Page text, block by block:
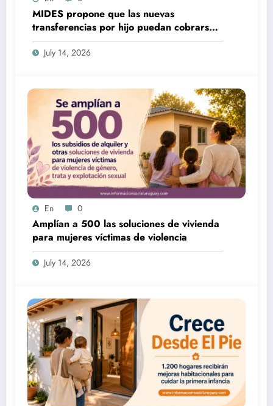
MIDES propone que las nuevas
transferencias por hijo puedan cobrarse
100% en efectivo: qué cambiaría desde
2027July 14, 2026
En 0
Amplían a 500 las soluciones de vivienda
para mujeres víctimas de violencia
July 14, 2026